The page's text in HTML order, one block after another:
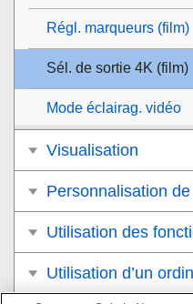
Régl. marqueurs (film)
Sél. de sortie 4K (film)
Mode éclairag. vidéo
Visualisation
Personnalisation
Utilisation des
Utilisation d’un